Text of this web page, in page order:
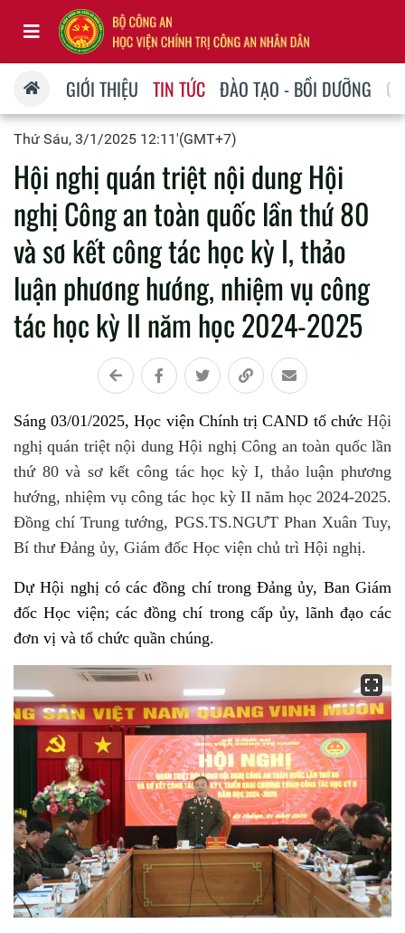
GIỚI THIỆU TIN TỨC ĐÀO TẠO - BỒI DƯỠNG
Thứ Sáu, 3/1/2025 12:11'(GMT+7)
Hội nghị quán triệt nội dung Hội
nghị Công an toàn quốc lần thứ 80
và sơ kết công tác học kỳ I, thảo
luận phương hướng, nhiệm vụ công
tác học kỳ II năm học 2024-2025
Sáng 03/01/2025, Học viện Chính trị CAND tổ chức Hội
nghị quán triệt nội dung Hội nghị Công an toàn quốc lần
thứ 80 và sơ kết công tác học kỳ I, thảo luận phương
hướng, nhiệm vụ công tác học kỳ II năm học 2024-2025.
Đồng chí Trung tướng, PGS.TS.NGƯT Phan Xuân Tuy,
Bí thư Đảng ủy, Giám đốc Học viện chủ trì Hội nghị.
Dự Hội nghị có các đồng chí trong Đảng ủy, Ban Giám
đốc Học viện; các đồng chí trong cấp ủy, lãnh đạo các
đơn vị và tổ chức quần chúng.